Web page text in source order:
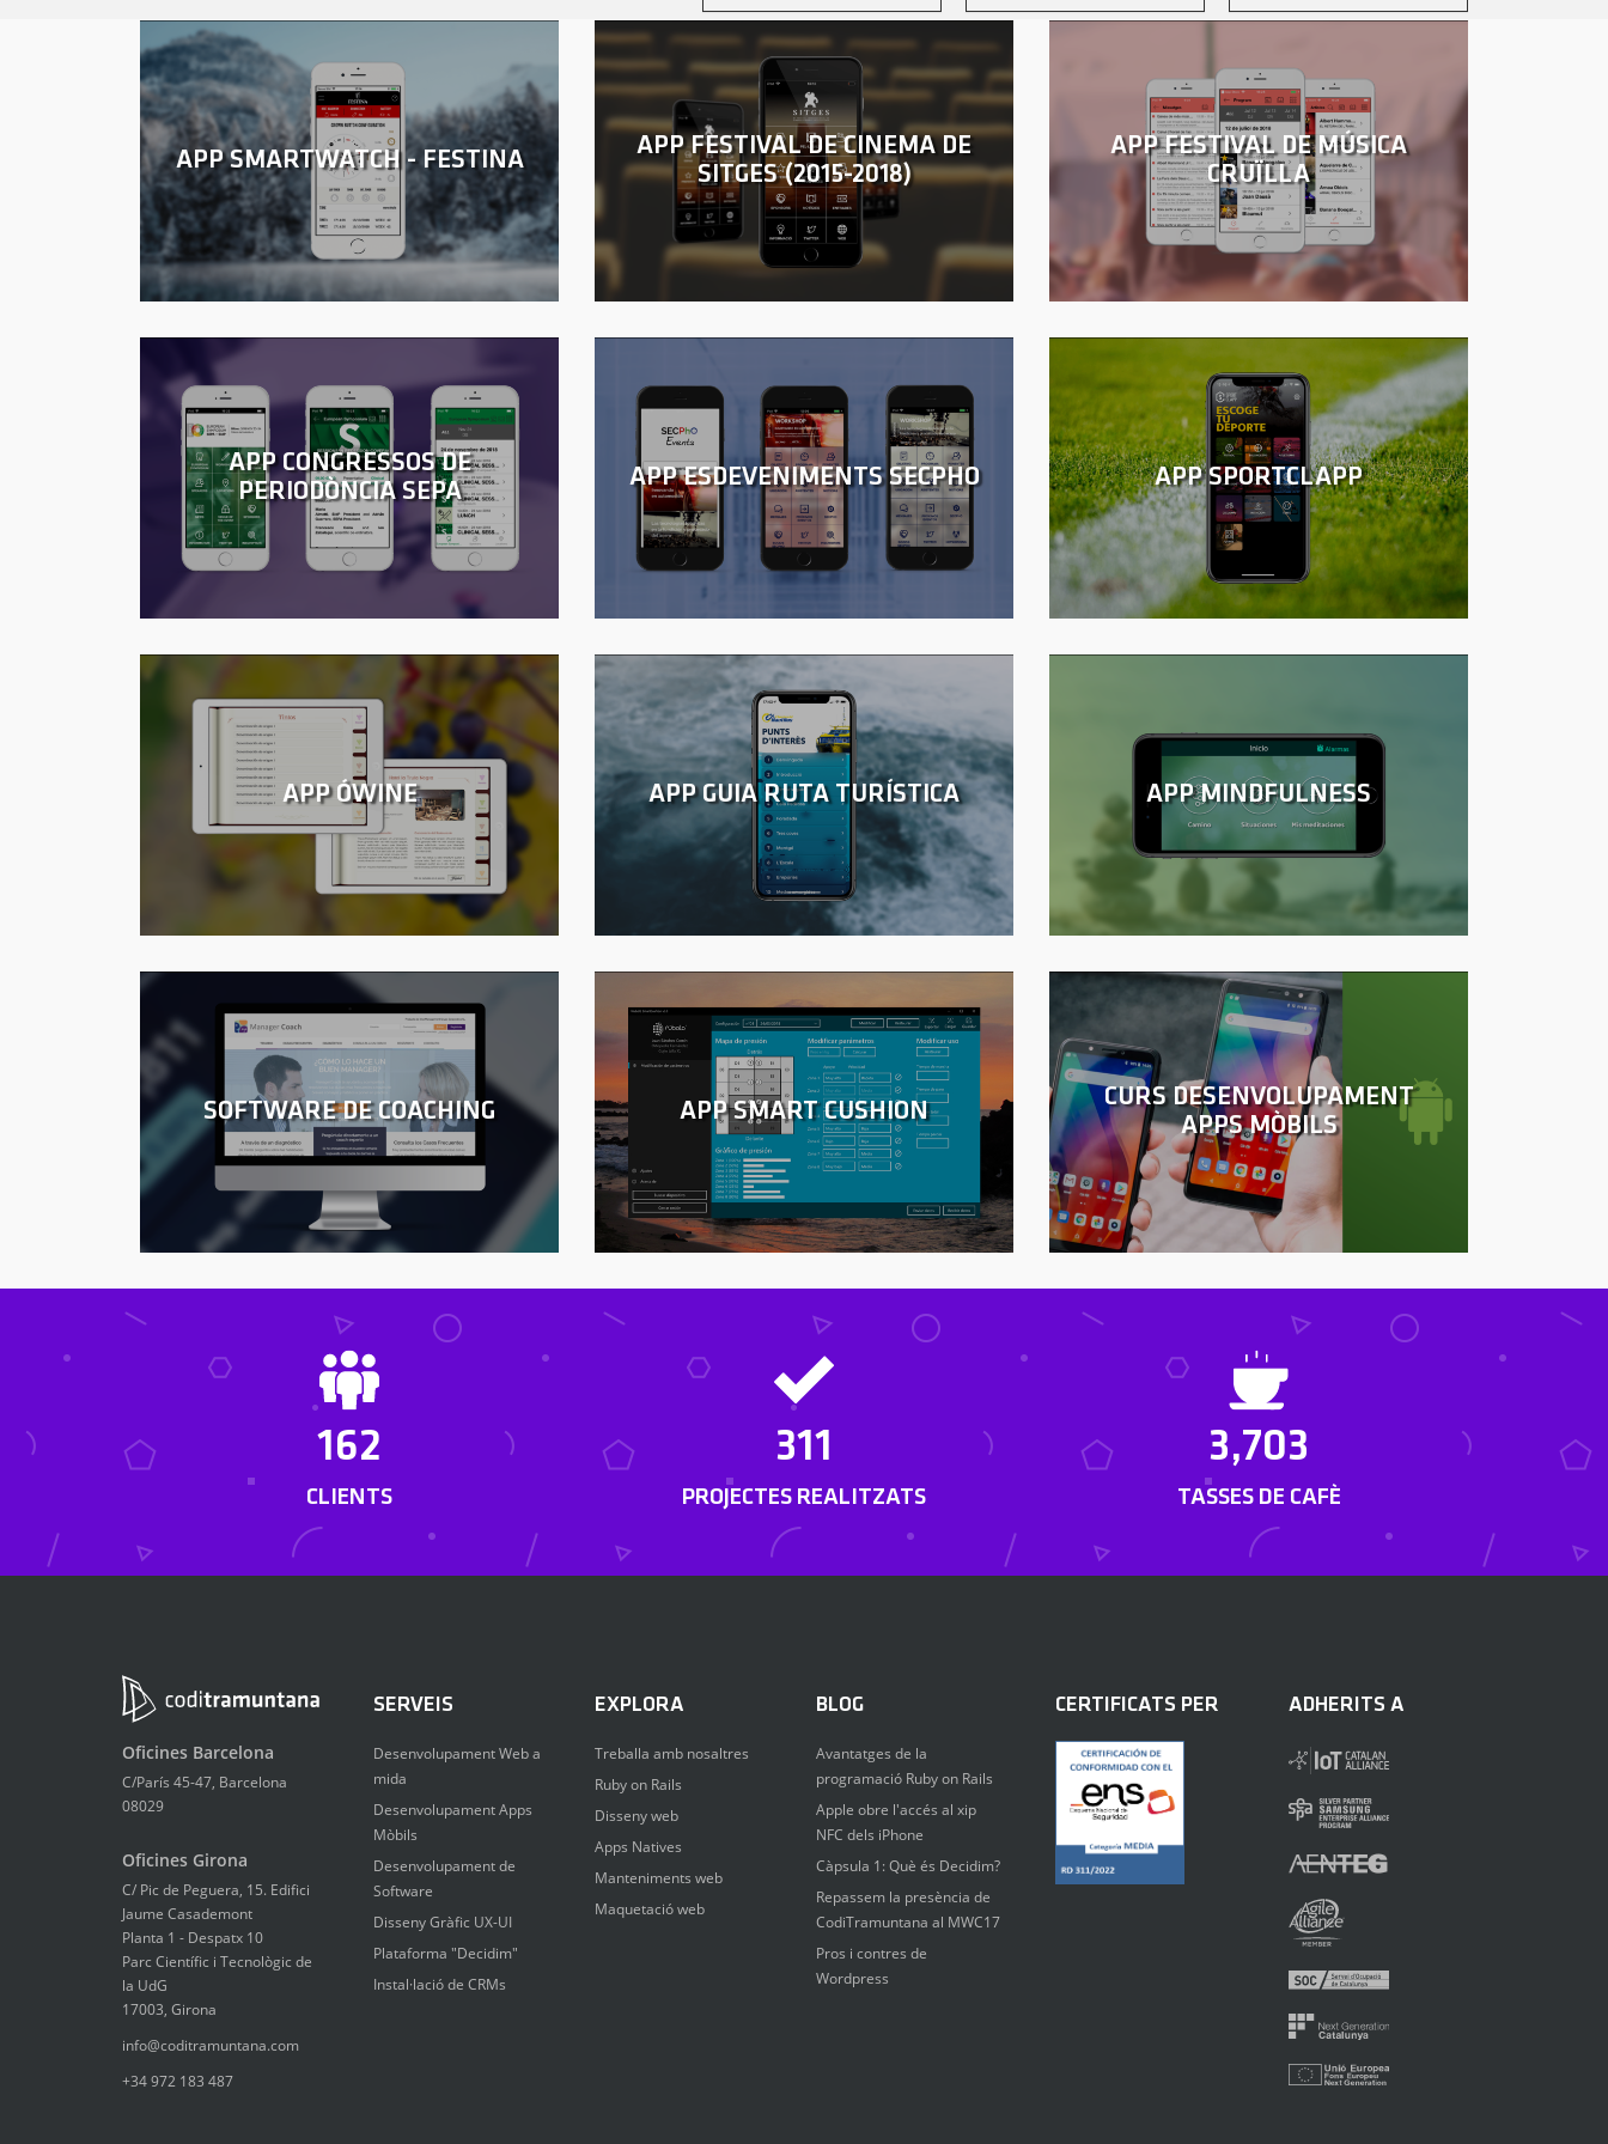
APP SMARTWATCH - FESTINA
APP FESTIVAL DE CINEMA DE
SITGES (2015-2018)
APP FESTIVAL DE MÚSICA
CRUÏLLA
APP CONGRESSOS DE
PERIODÒNCIA SEPA
APP ESDEVENIMENTS SECPHO APP SPORTCLAPP
APP ÓWINE APP GUIA RUTA TURÍSTICA APP MINDFULNESS
SOFTWARE DE COACHING APP SMART CUSHION
CURS DESENVOLUPAMENT
APPS MÒBILS
162
CLIENTS
311
PROJECTES REALITZATS
3,703
TASSES DE CAFÈ
Oficines Barcelona
C/París 45-47, Barcelona
08029
Oficines Girona
C/ Pic de Peguera, 15. Edifici
Jaume Casademont
Planta 1 - Despatx 10
Parc Científic i Tecnològic de
la UdG
17003, Girona
info@coditramuntana.com
+34 972 183 487
SERVEIS
Desenvolupament Web a
mida
Desenvolupament Apps
Mòbils
Desenvolupament de
Software
Disseny Gràfic UX-UI
Plataforma "Decidim"
Instal·lació de CRMs
EXPLORA
Treballa amb nosaltres
Ruby on Rails
Disseny web
Apps Natives
Manteniments web
Maquetació web
BLOG
Avantatges de la
programació Ruby on Rails
Apple obre l'accés al xip
NFC dels iPhone
Càpsula 1: Què és Decidim?
Repassem la presència de
CodiTramuntana al MWC17
Pros i contres de
Wordpress
CERTIFICATS PER ADHERITS A